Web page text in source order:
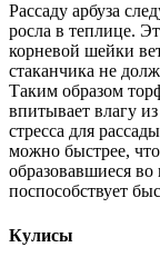
Рассаду арбуза
росла в теплице.
корневой шейки
стаканчика не
Таким образом
впитывает влагу
стресса для
можно быстрее,
образовавшиеся
поспособствует
Кулисы